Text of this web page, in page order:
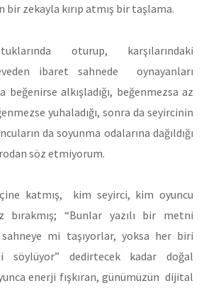
bir zekayla kırıp atmış bir taşlama.
oturup, karşılarındaki
ibaret sahnede oynayanları
alkışladığı, beğenmezsa az
yuhaladığı, sonra da seyircinin
da soyunma odalarına dağıldığı
söz etmiyorum.
katmış, kim seyirci, kim oyuncu
bırakmış; “Bunlar yazılı bir metni
mi taşıyorlar, yoksa her biri
söylüyor” dedirtecek kadar doğal
enerji fışkıran, günümüzün dijital